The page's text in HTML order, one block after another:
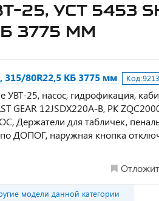
УСТ 5453
3775 ММ
80R22,5 КБ 3775 мм Код:9213
25, насос, гидрофикация,
GEAR 12JSDX220A-B, РК
Держатели для табличек,
ДОПОГ, наружная кнопка
модели данной категории